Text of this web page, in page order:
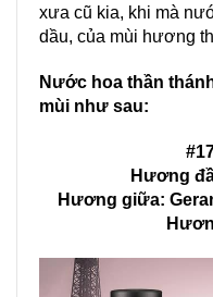
xưa cũ kia, khi mà
dầu, của mùi hương
Nước hoa thần
mùi như sau:
Hương
Hương giữa: